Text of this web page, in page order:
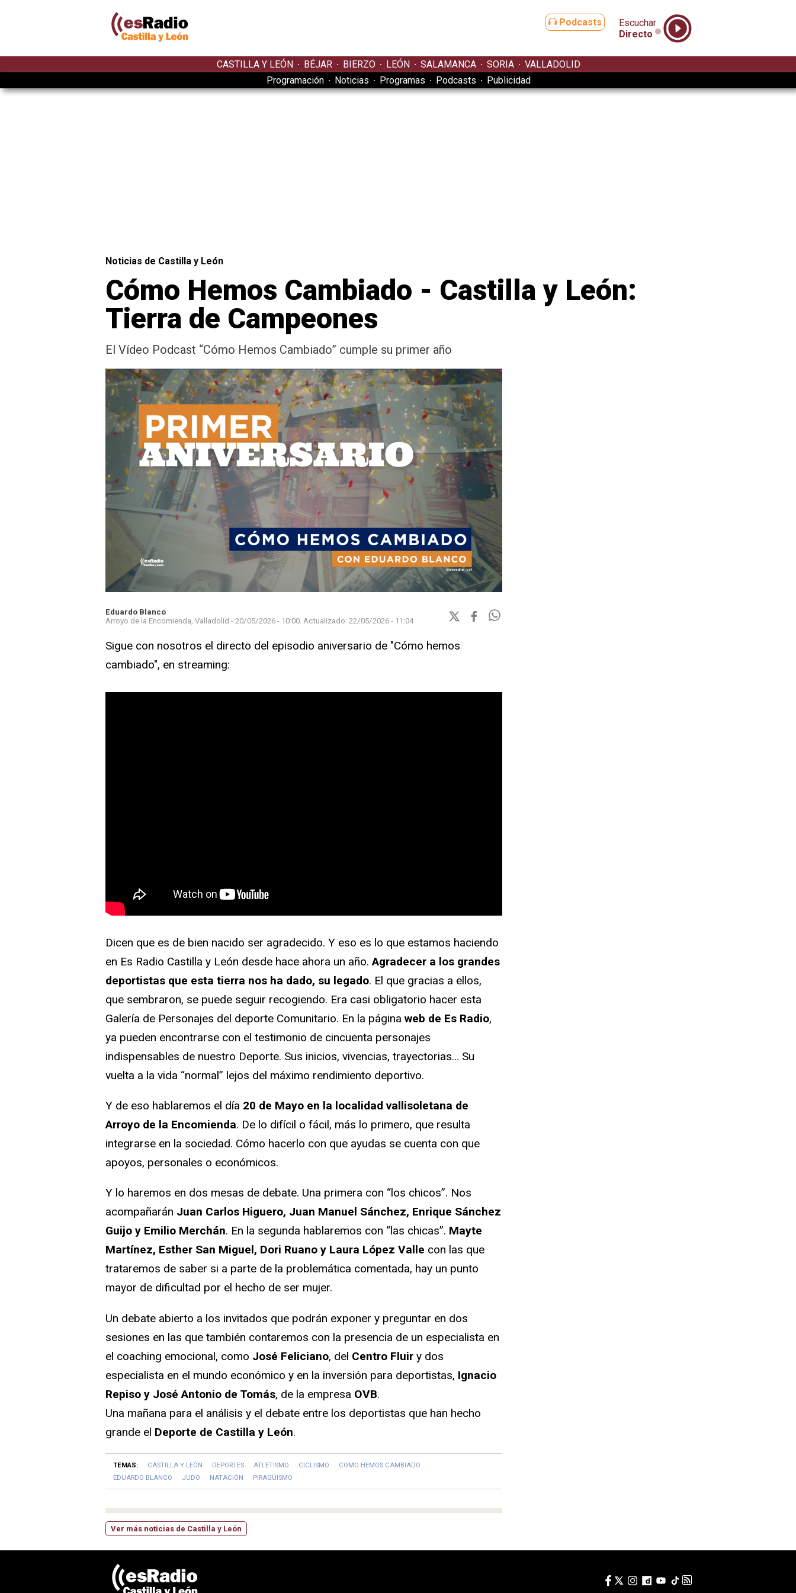
Podcasts
Escuchar
Directo
CASTILLA Y LEÓN BÉJAR BIERZO LEÓN SALAMANCA SORIA
VALLADOLID
Programación
Noticias Programas Podcasts Publicidad
Noticias de Castilla y León
Cómo Hemos Cambiado - Castilla y León:
Tierra de Campeones
El Vídeo Podcast “Cómo Hemos Cambiado” cumple su primer año
Eduardo Blanco
Arroyo de la Encomienda, Valladolid - 20/05/2026 - 10:00. Actualizado: 22/05/2026 - 11:04
Sigue con nosotros el directo del episodio aniversario de "Cómo hemos
cambiado", en streaming:
Dicen que es de bien nacido ser agradecido. Y eso es lo que estamos haciendo
en Es Radio Castilla y León desde hace ahora un año. Agradecer a los grandes
deportistas que esta tierra nos ha dado, su legado. El que gracias a ellos,
que sembraron, se puede seguir recogiendo. Era casi obligatorio hacer esta
Galería de Personajes del deporte Comunitario. En la página web de Es Radio,
ya pueden encontrarse con el testimonio de cincuenta personajes
indispensables de nuestro Deporte. Sus inicios, vivencias, trayectorias… Su
vuelta a la vida “normal” lejos del máximo rendimiento deportivo.
Y de eso hablaremos el día 20 de Mayo en la localidad vallisoletana de
Arroyo de la Encomienda. De lo difícil o fácil, más lo primero, que resulta
integrarse en la sociedad. Cómo hacerlo con que ayudas se cuenta con que
apoyos, personales o económicos.
Y lo haremos en dos mesas de debate. Una primera con “los chicos”. Nos
acompañarán Juan Carlos Higuero, Juan Manuel Sánchez, Enrique Sánchez
Guijo y Emilio Merchán. En la segunda hablaremos con “las chicas”. Mayte
Martínez, Esther San Miguel, Dori Ruano y Laura López Valle con las que
trataremos de saber si a parte de la problemática comentada, hay un punto
mayor de dificultad por el hecho de ser mujer.
Un debate abierto a los invitados que podrán exponer y preguntar en dos
sesiones en las que también contaremos con la presencia de un especialista en
el coaching emocional, como José Feliciano, del Centro Fluir y dos
especialista en el mundo económico y en la inversión para deportistas, Ignacio
Repiso y José Antonio de Tomás, de la empresa OVB.
Una mañana para el análisis y el debate entre los deportistas que han hecho
grande el Deporte de Castilla y León.
TEMAS: CASTILLA Y LEÓN DEPORTES ATLETISMO CICLISMO
COMO HEMOS CAMBIADO
EDUARDO BLANCO
JUDO NATACIÓN PIRAGÜISMO
Ver más noticias de Castilla y León